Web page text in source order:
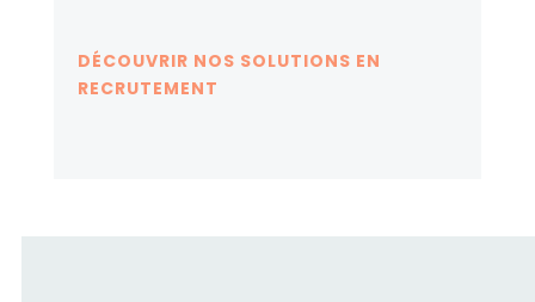
DÉCOUVRIR NOS SOLUTIONS EN
RECRUTEMENT